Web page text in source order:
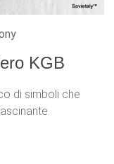
KGB
di simboli che